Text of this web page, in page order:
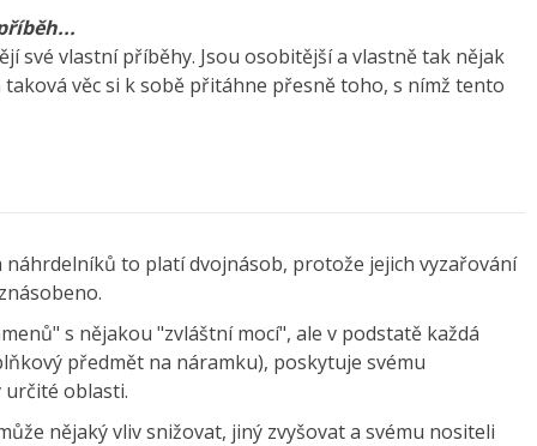
své vlastní příběhy. Jsou osobitější a vlastně tak nějak
věc si k sobě přitáhne přesně toho, s nímž tento
to platí dvojnásob, protože jejich vyzařování
s nějakou "zvláštní mocí", ale v podstatě každá
předmět na náramku), poskytuje svému
oblasti.
nějaký vliv snižovat, jiný zvyšovat a svému nositeli